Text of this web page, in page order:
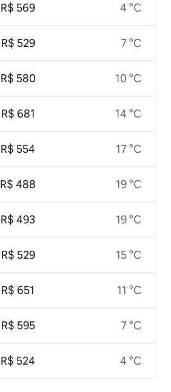
R$ 569
R$ 529
R$ 580
R$ 681
R$ 554
R$ 488
R$ 493
R$ 529
R$ 651
R$ 595
R$ 524
4 °C
7 °C
10 °C
14 °C
17 °C
19 °C
19 °C
15 °C
11 °C
7 °C
4 °C